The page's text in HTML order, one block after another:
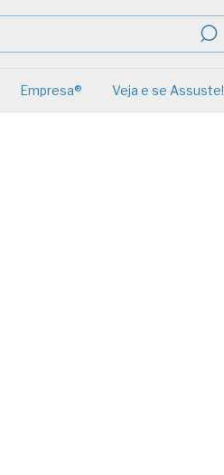
Empresa® Veja e se Assuste!